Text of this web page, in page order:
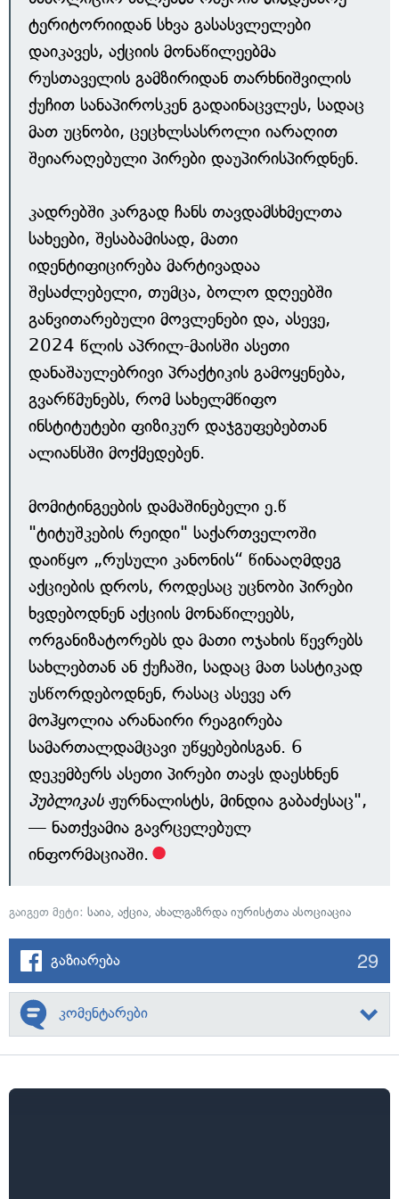
ტერიტორიიდან სხვა გასასვლელები
დაიკავეს, აქციის მონაწილეებმა
რუსთაველის გამზირიდან თარხნიშვილის
ქუჩით სანაპიროსკენ გადაინაცვლეს, სადაც
მათ უცნობი, ცეცხლსასროლი იარაღით
შეიარაღებული პირები დაუპირისპირდნენ.
კადრებში კარგად ჩანს თავდამსხმელთა
სახეები, შესაბამისად, მათი
იდენტიფიცირება მარტივადაა
შესაძლებელი, თუმცა, ბოლო დღეებში
განვითარებული მოვლენები და, ასევე,
2024 წლის აპრილ-მაისში ასეთი
დანაშაულებრივი პრაქტიკის გამოყენება,
გვარწმუნებს, რომ სახელმწიფო
ინსტიტუტები ფიზიკურ დაჯგუფებებთან
ალიანსში მოქმედებენ.
მომიტინგეების დამაშინებელი ე.წ
"ტიტუშკების რეიდი" საქართველოში
დაიწყო „რუსული კანონის“ წინააღმდეგ
აქციების დროს, როდესაც უცნობი პირები
ხვდებოდნენ აქციის მონაწილეებს,
ორგანიზატორებს და მათი ოჯახის წევრებს
სახლებთან ან ქუჩაში, სადაც მათ სასტიკად
უსწორდებოდნენ, რასაც ასევე არ
მოჰყოლია არანაირი რეაგირება
სამართალდამცავი უწყებებისგან. 6
დეკემბერს ასეთი პირები თავს დაესხნენ
პუბლიკასჟურნალისტს, მინდია გაბაძესაც",
— ნათქვამია გავრცელებულ
ინფორმაციაში.
გაიგეთ მეტი: საია, აქცია, ახალგაზრდა იურისტთა ასოციაცია
გაზიარება 29
კომენტარები